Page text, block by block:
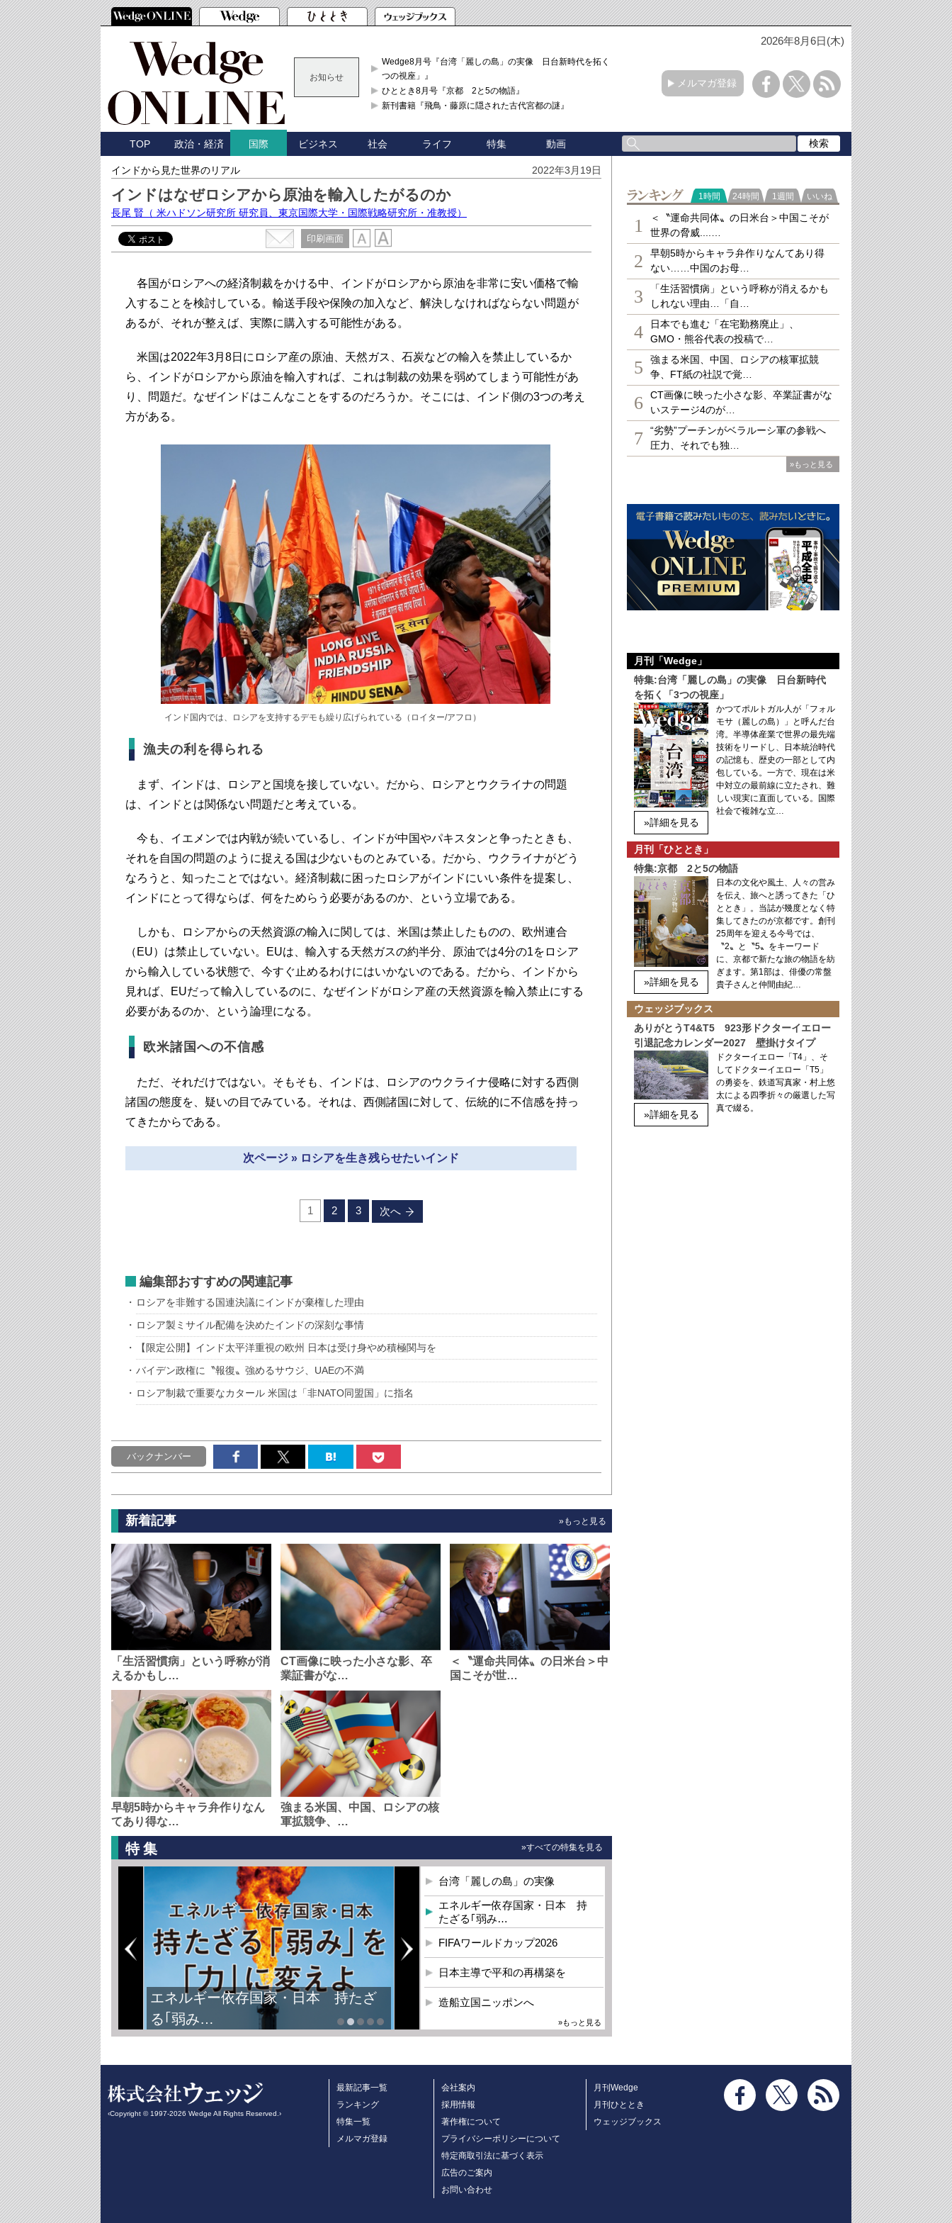
2026年8月6日(木)
お知らせ
Wedge8月号『台湾「麗しの島」の実像 日台新時代を拓く「3
つの視座」』
ひととき8月号『京都 2と5の物語』
新刊書籍『飛鳥・藤原に隠された古代宮都の謎』
メルマガ登録
TOP 政治・経済 国際 ビジネス 社会 ライフ 特集 動画
インドから見た世界のリアル 2022年3月19日
インドはなぜロシアから原油を輸入したがるのか
長尾 賢 （ 米ハドソン研究所 研究員、東京国際大学・国際戦略研究所・准教授）
印刷画面
各国がロシアへの経済制裁をかける中、インドがロシアから原油を非常に安い価格で輸
入することを検討している。輸送手段や保険の加入など、解決しなければならない問題が
あるが、それが整えば、実際に購入する可能性がある。
米国は2022年3月8日にロシア産の原油、天然ガス、石炭などの輸入を禁止しているか
ら、インドがロシアから原油を輸入すれば、これは制裁の効果を弱めてしまう可能性があ
り、問題だ。なぜインドはこんなことをするのだろうか。そこには、インド側の3つの考え
方がある。
インド国内では、ロシアを支持するデモも繰り広げられている（ロイター/アフロ）
漁夫の利を得られる
まず、インドは、ロシアと国境を接していない。だから、ロシアとウクライナの問題
は、インドとは関係ない問題だと考えている。
今も、イエメンでは内戦が続いているし、インドが中国やパキスタンと争ったときも、
それを自国の問題のように捉える国は少ないものとみている。だから、ウクライナがどう
なろうと、知ったことではない。経済制裁に困ったロシアがインドにいい条件を提案し、
インドにとって得ならば、何をためらう必要があるのか、という立場である。
しかも、ロシアからの天然資源の輸入に関しては、米国は禁止したものの、欧州連合
（EU）は禁止していない。EUは、輸入する天然ガスの約半分、原油では4分の1をロシア
から輸入している状態で、今すぐ止めるわけにはいかないのである。だから、インドから
見れば、EUだって輸入しているのに、なぜインドがロシア産の天然資源を輸入禁止にする
必要があるのか、という論理になる。
欧米諸国への不信感
ただ、それだけではない。そもそも、インドは、ロシアのウクライナ侵略に対する西側
諸国の態度を、疑いの目でみている。それは、西側諸国に対して、伝統的に不信感を持っ
てきたからである。
次ページ » ロシアを生き残らせたいインド
1 2 3 次へ
編集部おすすめの関連記事
ロシアを非難する国連決議にインドが棄権した理由
ロシア製ミサイル配備を決めたインドの深刻な事情
【限定公開】インド太平洋重視の欧州 日本は受け身やめ積極関与を
バイデン政権に〝報復〟強めるサウジ、UAEの不満
ロシア制裁で重要なカタール 米国は「非NATO同盟国」に指名
バックナンバー
新着記事 »もっと見る
「生活習慣病」という呼称が消
えるかもし…
CT画像に映った小さな影、卒
業証書がな…
＜〝運命共同体〟の日米台＞中
国こそが世…
早朝5時からキャラ弁作りなん
てあり得な…
強まる米国、中国、ロシアの核
軍拡競争、…
特集 »すべての特集を見る
エネルギー依存国家・日本 持たざ
る｢弱み…
台湾「麗しの島」の実像
エネルギー依存国家・日本 持
たざる｢弱み…
FIFAワールドカップ2026
日本主導で平和の再構築を
造船立国ニッポンへ
»もっと見る
ランキング
1時間 24時間 1週間 いいね
1
＜〝運命共同体〟の日米台＞中国こそが
世界の脅威....…
2
早朝5時からキャラ弁作りなんてあり得
ない……中国のお母…
3
「生活習慣病」という呼称が消えるかも
しれない理由…「自…
4
日本でも進む「在宅勤務廃止」、
GMO・熊谷代表の投稿で…
5
強まる米国、中国、ロシアの核軍拡競
争、FT紙の社説で覚…
6
CT画像に映った小さな影、卒業証書がな
いステージ4のが…
7
“劣勢”プーチンがベラルーシ軍の参戦へ
圧力、それでも独…
»もっと見る
月刊「Wedge」
特集:台湾「麗しの島」の実像 日台新時代
を拓く「3つの視座」
»詳細を見る
かつてポルトガル人が「フォル
モサ（麗しの島）」と呼んだ台
湾。半導体産業で世界の最先端
技術をリードし、日本統治時代
の記憶も、歴史の一部として内
包している。一方で、現在は米
中対立の最前線に立たされ、難
しい現実に直面している。国際
社会で複雑な立…
月刊「ひととき」
特集:京都 2と5の物語
»詳細を見る
日本の文化や風土、人々の営み
を伝え、旅へと誘ってきた「ひ
ととき」。当誌が幾度となく特
集してきたのが京都です。創刊
25周年を迎える今号では、
〝2〟と〝5〟をキーワード
に、京都で新たな旅の物語を紡
ぎます。第1部は、俳優の常盤
貴子さんと仲間由紀…
ウェッジブックス
ありがとうT4&T5 923形ドクターイエロー
引退記念カレンダー2027 壁掛けタイプ
»詳細を見る
ドクターイエロー「T4」、そ
してドクターイエロー「T5」
の勇姿を、鉄道写真家・村上悠
太による四季折々の厳選した写
真で綴る。
‹Copyright © 1997-2026 Wedge All Rights Reserved.›
最新記事一覧
ランキング
特集一覧
メルマガ登録
会社案内
採用情報
著作権について
プライバシーポリシーについて
特定商取引法に基づく表示
広告のご案内
お問い合わせ
月刊Wedge
月刊ひととき
ウェッジブックス